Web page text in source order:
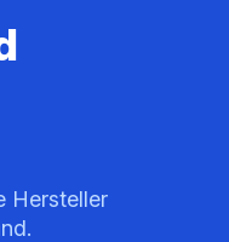
Hersteller